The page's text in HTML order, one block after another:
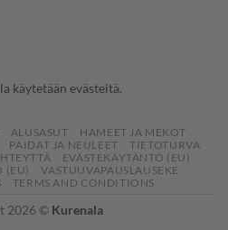
käytetään evästeitä.
ALUSASUT
HAMEET JA MEKOT
PAIDAT JA NEULEET
TIETOTURVA
EVÄSTEKÄYTÄNTÖ (EU)
(EU)
VASTUUVAPAUSLAUSEKE
TERMS AND CONDITIONS
2026 © Kurenala